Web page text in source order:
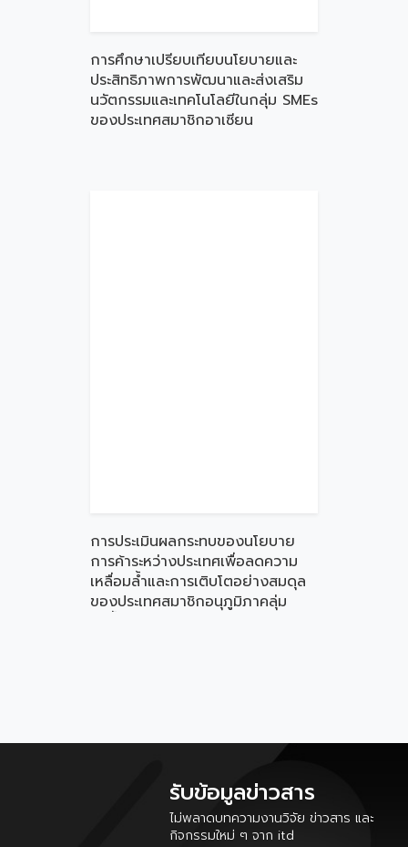
การศึกษาเปรียบเทียบนโยบายและ
ประสิทธิภาพการพัฒนาและส่งเสริม
นวัตกรรมและเทคโนโลยีในกลุ่ม SMEs
ของประเทศสมาชิกอาเซียน
การประเมินผลกระทบของนโยบาย
การค้าระหว่างประเทศเพื่อลดความ
เหลื่อมล้ำและการเติบโตอย่างสมดุล
ของประเทศสมาชิกอนุภูมิภาคลุ่ม
รับข้อมูลข่าวสาร
ไม่พลาดบทความงานวิจัย ข่าวสาร และ
กิจกรรมใหม่ ๆ จาก itd